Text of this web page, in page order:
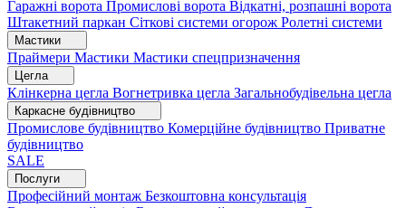
Гаражні ворота Промислові ворота Відкатні, розпашні ворота
Штакетний паркан Сіткові системи огорож Ролетні системи
Мастики
Праймери Мастики Мастики спецпризначення
Цегла
Клінкерна цегла Вогнетривка цегла Загальнобудівельна цегла
Каркасне будівництво
Промислове будівництво Комерційне будівництво Приватне
будівництво
SALE
Послуги
Професійний монтаж Безкоштовна консультація